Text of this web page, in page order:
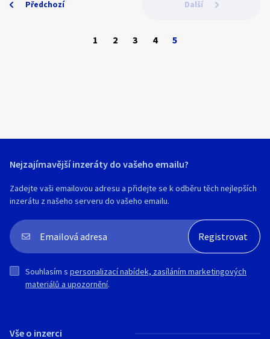
Předchozí
1 2 3 4 5
Další
Vše o inzerci
Nejzajímavější inzeráty do vašeho emailu?
Zadejte vaši emailovou adresu a přidejte se k odběru těch nejlepších
inzerátu z našeho serveru do vašeho emailu.
Souhlasím s personalizací nabídek, zasíláním marketingových
materiálů a upozornění.